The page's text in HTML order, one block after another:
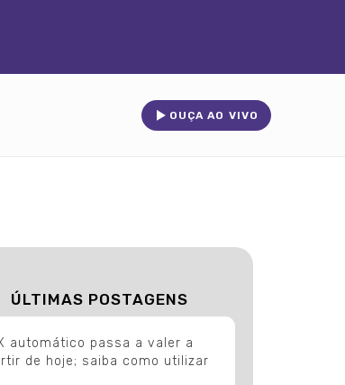
OUÇA AO VIVO
ÚLTIMAS POSTAGENS
automático passa a valer a
de hoje; saiba como utilizar